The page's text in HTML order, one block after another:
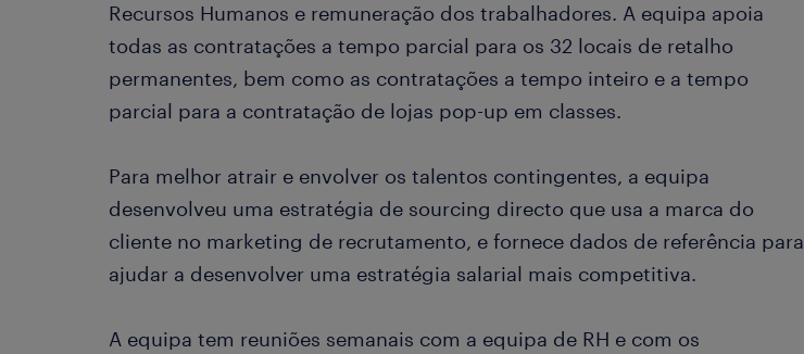
Recursos Humanos e remuneração dos trabalhadores. A equipa apoia
todas as contratações a tempo parcial para os 32 locais de retalho
permanentes, bem como as contratações a tempo inteiro e a tempo
parcial para a contratação de lojas pop-up em classes.
Para melhor atrair e envolver os talentos contingentes, a equipa
desenvolveu uma estratégia de sourcing directo que usa a marca do
cliente no marketing de recrutamento, e fornece dados de referência para
ajudar a desenvolver uma estratégia salarial mais competitiva.
A equipa tem reuniões semanais com a equipa de RH e com os